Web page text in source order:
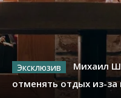
Михаил
отменять отдых из-за